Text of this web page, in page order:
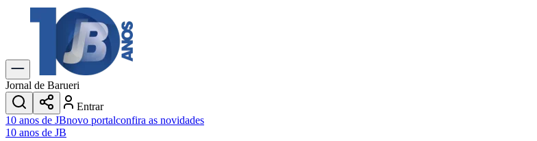
Explore Tudo
Últimas Notícias
Previsão do Tempo
Trânsito e Rotas
Dia a Dia & Lazer
Transportes
Gastronomia
Cinema & Shows
JogosNovo
Jornal de Barueri
Entrar
10 anos de JBnovo portalconfira as novidades
10 anos de JB